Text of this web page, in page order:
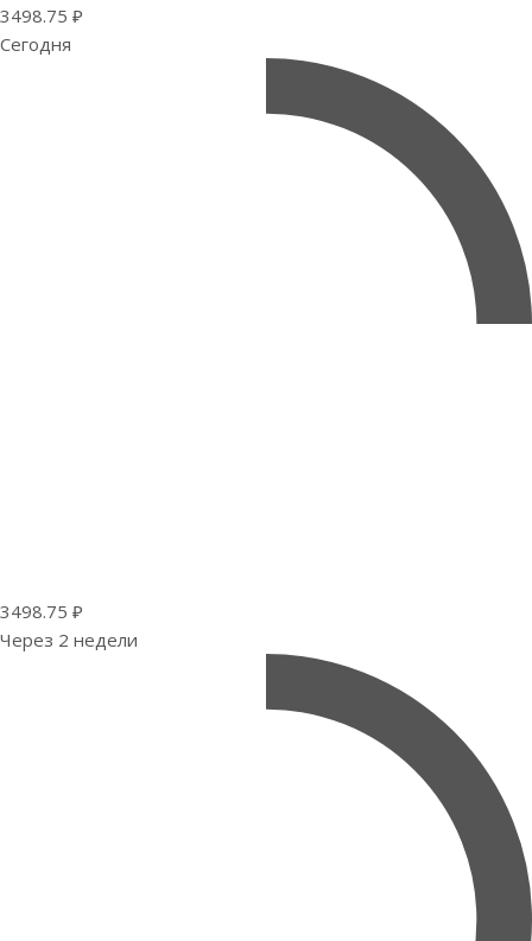
3498.75 ₽
Сегодня
3498.75 ₽
Через 2 недели